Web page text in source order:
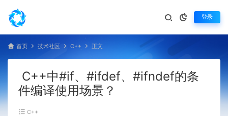
登录
首页 技术社区 C++ 正文
C++中#if、#ifdef、#ifndef的条
件编译使用场景？
C++